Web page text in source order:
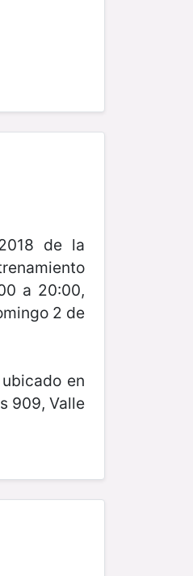
de la
a 20:00,
2 de
en
909, Valle